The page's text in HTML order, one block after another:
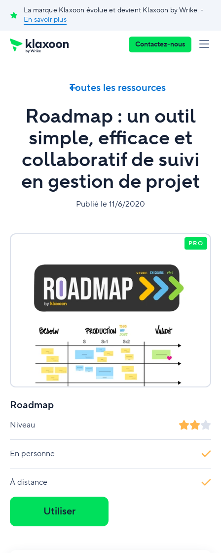
La marque Klaxoon évolue et devient Klaxoon by Wrike. -
En savoir plus
Contactez-nous
Toutes les ressources
Roadmap : un outil
simple, efficace et
collaboratif de suivi
en gestion de projet
Publié le 11/6/2020
PRO
Roadmap
Niveau
En personne
À distance
Utiliser